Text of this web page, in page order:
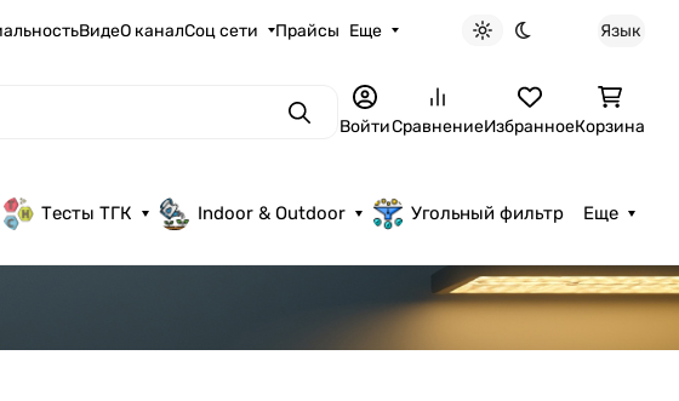
ВидеО каналСоц сети Прайсы Еще
Светлая тема
Темная тема
Язык
ПоискВойтиСравнениеИзбранноеКорзина
Тесты ТГК Indoor & Outdoor Угольный фильтр Еще